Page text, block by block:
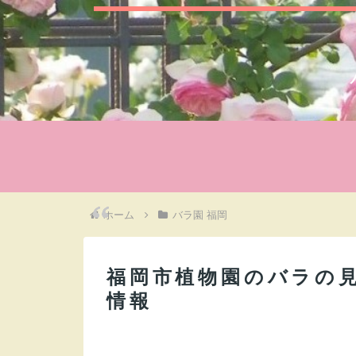
ホーム バラ園 福岡
福岡市植物園のバラの
情報